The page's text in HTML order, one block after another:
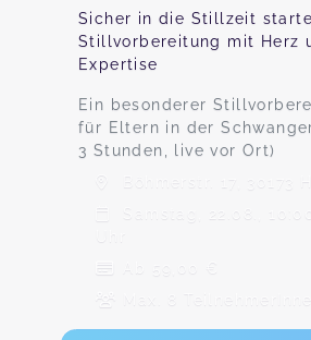
Sicher in die Stillzeit
Stillvorbereitung mit Herz
Expertise
Ein besonderer
für Eltern in der
3 Stunden, live vor Ort)
Böhmerstr. 17, 30173
Samstag, 22.08.,
Ab 59,00 €
Max. 8